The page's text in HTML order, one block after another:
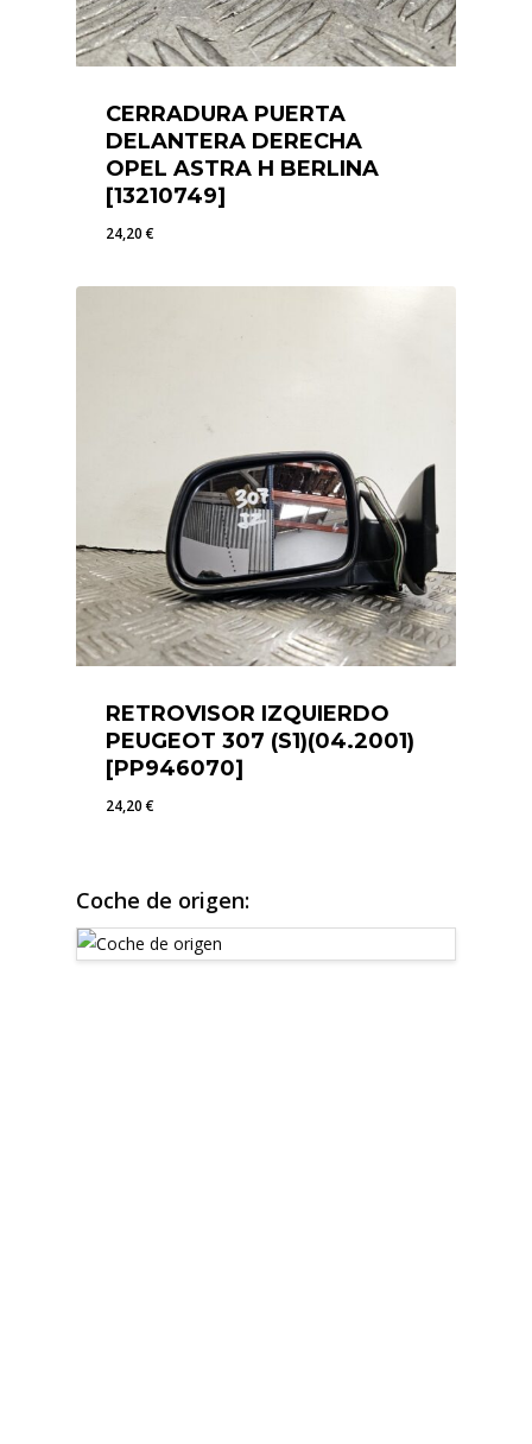
CERRADURA PUERTA
DELANTERA DERECHA
OPEL ASTRA H BERLINA
[13210749]
24,20€
RETROVISOR IZQUIERDO
PEUGEOT 307 (S1)(04.2001)
[PP946070]
24,20€
Coche de origen: